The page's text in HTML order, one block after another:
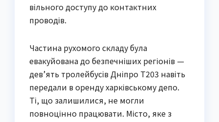
вільного доступу до контактних
проводів.
Частина рухомого складу була
евакуйована до безпечніших регіонів —
дев’ять тролейбусів Дніпро Т203 навіть
передали в оренду харківському депо.
Ті, що залишилися, не могли
повноцінно працювати. Місто, яке з